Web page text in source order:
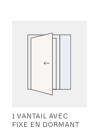
1 VANTAIL AVEC
FIXE EN DORMANT